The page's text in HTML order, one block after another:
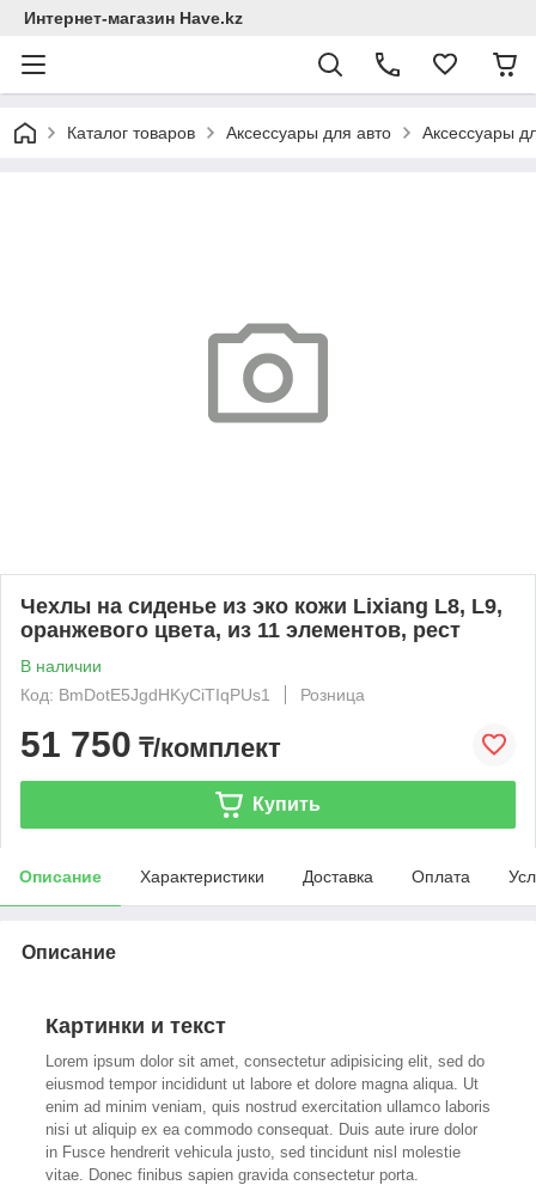
Интернет-магазин Have.kz
Каталог товаров Аксессуары для авто Аксессуары
Чехлы на сиденье из эко кожи Lixiang L8, L9,
оранжевого цвета, из 11 элементов, рест
В наличии
Код: BmDotE5JgdHKyCiTIqPUs1
Розница
51 750 ₸/комплект
Купить
Описание Характеристики Доставка Оплата
Описание
Картинки и текст
Lorem ipsum dolor sit amet, consectetur adipisicing elit, sed do
eiusmod tempor incididunt ut labore et dolore magna aliqua. Ut
enim ad minim veniam, quis nostrud exercitation ullamco laboris
nisi ut aliquip ex ea commodo consequat. Duis aute irure dolor
in Fusce hendrerit vehicula justo, sed tincidunt nisl molestie
vitae. Donec finibus sapien gravida consectetur porta.